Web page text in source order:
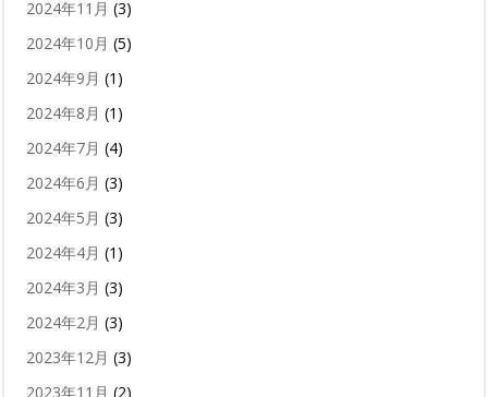
2024年11月 (3)
2024年10月 (5)
2024年9月 (1)
2024年8月 (1)
2024年7月 (4)
2024年6月 (3)
2024年5月 (3)
2024年4月 (1)
2024年3月 (3)
2024年2月 (3)
2023年12月 (3)
2023年11月 (2)